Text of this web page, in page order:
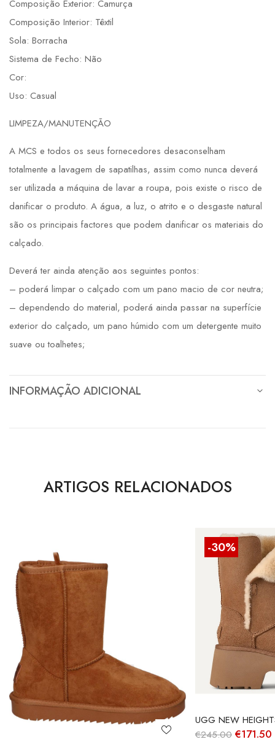
Composição Exterior: Camurça
Composição Interior: Têxtil
Sola: Borracha
Sistema de Fecho: Não
Cor:
Uso: Casual
LIMPEZA/MANUTENÇÃO
A MCS e todos os seus fornecedores desaconselham
totalmente a lavagem de sapatilhas, assim como nunca deverá
ser utilizada a máquina de lavar a roupa, pois existe o risco de
danificar o produto. A água, a luz, o atrito e o desgaste natural
são os principais factores que podem danificar os materiais do
calçado.
Deverá ter ainda atenção aos seguintes pontos:
– poderá limpar o calçado com um pano macio de cor neutra;
– dependendo do material, poderá ainda passar na superfície
exterior do calçado, um pano húmido com um detergente muito
suave ou toalhetes;
INFORMAÇÃO ADICIONAL
ARTIGOS RELACIONADOS
-30%
UGG NEW
€245.00 O
€171.50